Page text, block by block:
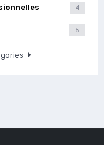
4
5